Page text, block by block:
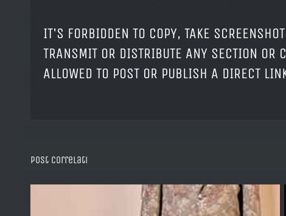
IT'S FORBIDDEN TO COPY, TAKE
TRANSMIT OR DISTRIBUTE ANY SECTION OR
ALLOWED TO POST OR PUBLISH A DIRECT
Post correlati